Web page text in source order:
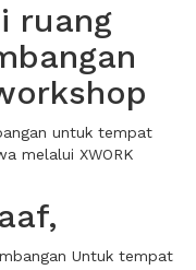
ruang
untuk tempat
melalui XWORK
Untuk tempat